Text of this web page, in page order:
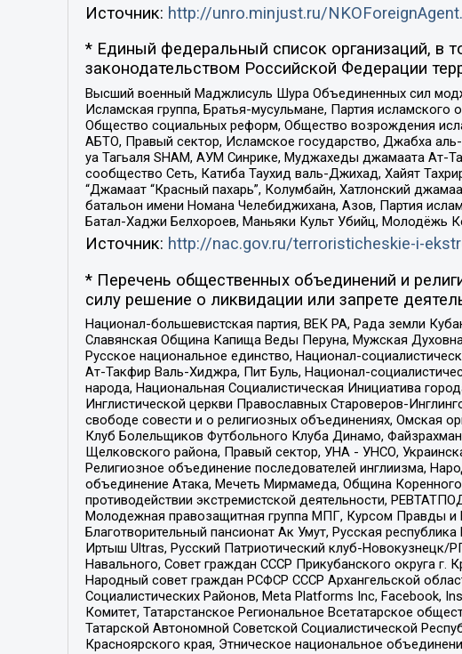
Источник: http://unro.minjust.ru/
* Единый федеральный список организаций, в
законодательством Российской Федерации
Высший военный Маджлисуль Шура Объединенных сил
Исламская группа, Братья-мусульмане, Партия
Общество социальных реформ, Общество возрождения
АБТО, Правый сектор, Исламское государство, Джабха
уа Тагьаля SHAM, АУМ Синрике, Муджахеды джамаата Ат-
сообщество Сеть, Катиба Таухид валь-Джихад, Хайят
“Джамаат “Красный пахарь”, Колумбайн, Хатлонский
батальон имени Номана Челебиджихана, Азов, Партия
Батал-Хаджи Белхороев, Маньяки Культ Убийц, Молодёжь
Источник: http://nac.gov.ru/terroristicheskie-i-
* Перечень общественных объединений и
силу решение о ликвидации или запрете
Национал-большевистская партия, ВЕК РА, Рада земли
Славянская Община Капища Веды Перуна, Мужская
Русское национальное единство, Национал-
Ат-Такфир Валь-Хиджра, Пит Буль, Национал-
народа, Национальная Социалистическая Инициатива
Инглистической церкви Православных Староверов-
свободе совести и о религиозных объединениях, Омская
Клуб Болельщиков Футбольного Клуба Динамо,
Щелковского района, Правый сектор, УНА - УНСО,
Религиозное объединение последователей инглиизма,
объединение Атака, Мечеть Мирмамеда, Община
противодействии экстремистской деятельности,
Молодежная правозащитная группа МПГ, Курсом Правды и
Благотворительный пансионат Ак Умут, Русская
Иртыш Ultras, Русский Патриотический клуб-
Навального, Совет граждан СССР Прикубанского округа
Народный совет граждан РСФСР СССР Архангельской
Социалистических Районов, Meta Platforms Inc, Facebook,
Комитет, Татарстанское Региональное Всетатарское
Татарской Автономной Советской Социалистической
Красноярского края, Этническое национальное